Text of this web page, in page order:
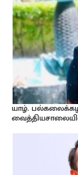
யாழ்.